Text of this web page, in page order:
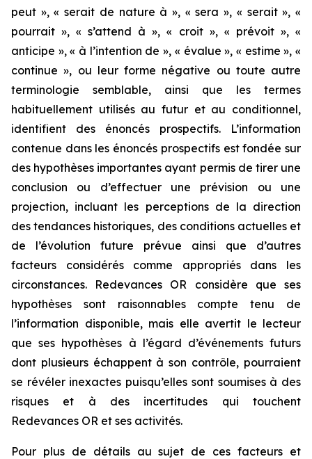
peut », « serait de nature à », « sera », « serait », «
pourrait », « s’attend à », « croit », « prévoit », «
anticipe », « à l’intention de », « évalue », « estime », «
continue », ou leur forme négative ou toute autre
terminologie semblable, ainsi que les termes
habituellement utilisés au futur et au conditionnel,
identifient des énoncés prospectifs. L’information
contenue dans les énoncés prospectifs est fondée sur
des hypothèses importantes ayant permis de tirer une
conclusion ou d’effectuer une prévision ou une
projection, incluant les perceptions de la direction
des tendances historiques, des conditions actuelles et
de l’évolution future prévue ainsi que d’autres
facteurs considérés comme appropriés dans les
circonstances. Redevances OR considère que ses
hypothèses sont raisonnables compte tenu de
l’information disponible, mais elle avertit le lecteur
que ses hypothèses à l’égard d’événements futurs
dont plusieurs échappent à son contrôle, pourraient
se révéler inexactes puisqu’elles sont soumises à des
risques et à des incertitudes qui touchent
Redevances OR et ses activités.
Pour plus de détails au sujet de ces facteurs et